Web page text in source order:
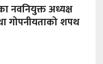
नवनियुक्त अध्यक्ष
गोपनीयताको शपथ